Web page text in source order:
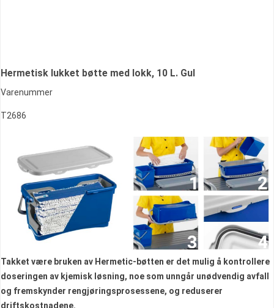
Hermetisk lukket bøtte med lokk, 10 L. Gul
Varenummer
T2686
Takket være bruken av Hermetic-bøtten er det mulig å kontrollere
doseringen av kjemisk løsning, noe som unngår unødvendig avfall
og fremskynder rengjøringsprosessene, og reduserer
driftskostnadene.